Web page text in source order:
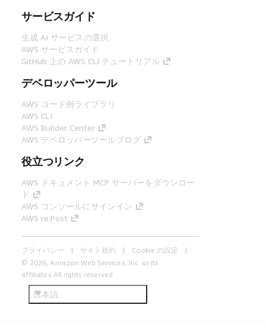
サービスガイド
生成 AI サービスの選択
AWS サービスガイド
GitHub 上の AWS CLI チュートリアル
デベロッパーツール
AWS コード例ライブラリ
AWS CLI
AWS Builder Center
AWS デベロッパーツールブログ
役立つリンク
AWS ドキュメント MCP サーバーをダウンロー
ド
AWS コンソールにサインイン
AWS re:Post
プライバシー サイト規約
Cookie の設定
© 2026, Amazon Web Services, Inc. or its
affiliates.All rights reserved.
日本語